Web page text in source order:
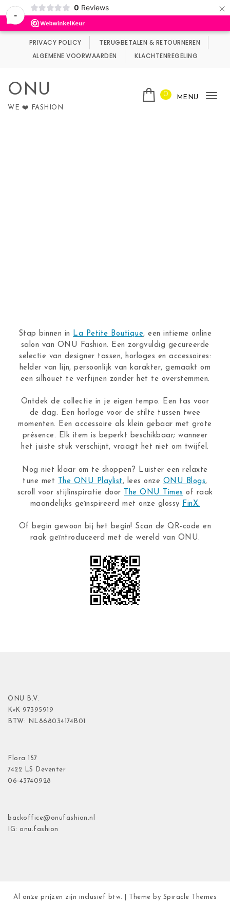
-
0 Reviews ×
Wij maken gebruik van cookies.
PRIVACY POLICY
TERUGBETALEN & RETOURNEREN
ALGEMENE VOORWAARDEN
KLACHTENREGELING
ONU
WE ❤️ FASHION
0 MENU
Stap binnen in La Petite Boutique, een intieme online
salon van ONU Fashion. Een zorgvuldig gecureerde
selectie van designer tassen, horloges en accessoires:
helder van lijn, persoonlijk van karakter, gemaakt om
een silhouet te verfijnen zonder het te overstemmen.
Ontdek de collectie in je eigen tempo. Een tas voor
de dag. Een horloge voor de stilte tussen twee
momenten. Een accessoire als klein gebaar met grote
présence. Elk item is beperkt beschikbaar; wanneer
het juiste stuk verschijnt, vraagt het niet om twijfel.
Nog niet klaar om te shoppen? Luister een relaxte
tune met
The ONU Playlist , lees onze ONU Blogs,
scroll voor stijlinspiratie door
The ONU Times of raak
maandelijks geïnspireerd met onze glossy FinX.
Of begin gewoon bij het begin! Scan de QR-code en
raak geïntroduceerd met de wereld van ONU.
ONU B.V.
KvK 97395919
BTW: NL868034174B01
Flora 157
7422 LS Deventer
06-43740928
backoffice@onufashion.nl
IG: onu.fashion
Al onze prijzen zijn inclusief btw. | Theme by Spiracle Themes